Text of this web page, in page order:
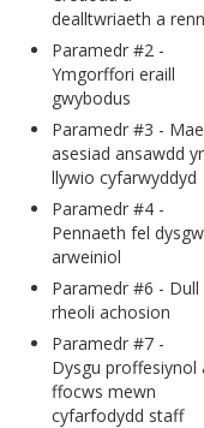
dealltwriaeth a
Paramedr #2 -
Ymgorffori eraill
gwybodus
Paramedr #3 - Mae
asesiad ansawdd
llywio cyfarwyddyd
Paramedr #4 -
Pennaeth fel
arweiniol
Paramedr #6 - Dull
rheoli achosion
Paramedr #7 -
Dysgu proffesiynol
ffocws mewn
cyfarfodydd staff